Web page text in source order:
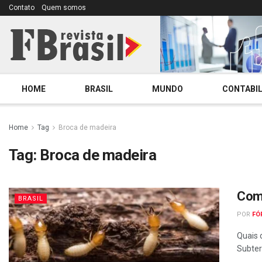
Contato Quem somos
HOME BRASIL MUNDO
Home Tag Broca de madeira
Tag: Broca de madeira
BRASIL
POR
Quais